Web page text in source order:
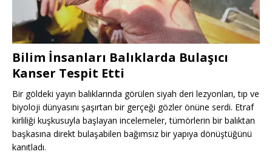
Bilim İnsanları Balıklarda Bulaşıcı
Kanser Tespit Etti
Bir göldeki yayın balıklarında görülen siyah deri lezyonları, tıp ve
biyoloji dünyasını şaşırtan bir gerçeği gözler önüne serdi. Etraf
kirliliği kuşkusuyla başlayan incelemeler, tümörlerin bir balıktan
başkasına direkt bulaşabilen bağımsız bir yapıya dönüştüğünü
kanıtladı.